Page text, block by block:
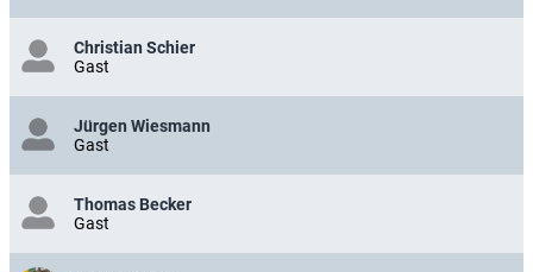
Christian Schier
Gast
Jürgen Wiesmann
Gast
Thomas Becker
Gast